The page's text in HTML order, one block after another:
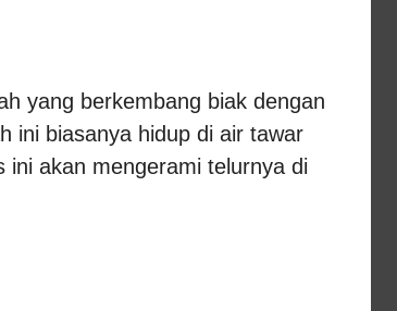
yang berkembang biak dengan
ini biasanya hidup di air tawar
ini akan mengerami telurnya di